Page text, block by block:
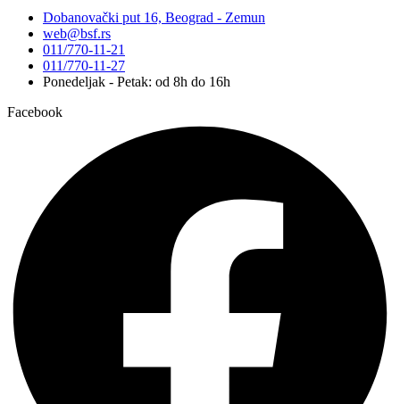
Dobanovački put 16, Beograd - Zemun
web@bsf.rs
011/770-11-21
011/770-11-27
Ponedeljak - Petak: od 8h do 16h
Facebook